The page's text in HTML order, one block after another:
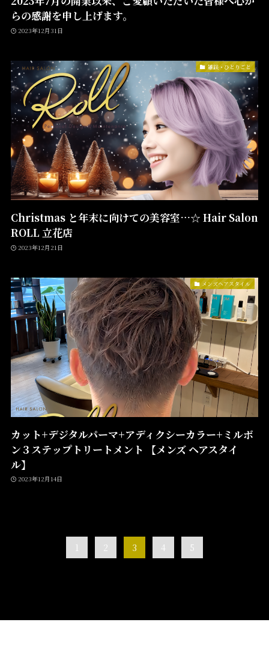
らの感謝を申し上げます。
2023年12月31日
雑談・ひとりごと
Christmas と年末に向けての美容室…☆ Hair Salon
ROLL 立花店
2023年12月21日
メンズヘアスタイル
カット+デジタルパーマ+アディクシーカラー+ミルボ
ン３ステップトリートメント 【メンズ ヘアスタイ
ル】
2023年12月14日
1 2 3 4 5